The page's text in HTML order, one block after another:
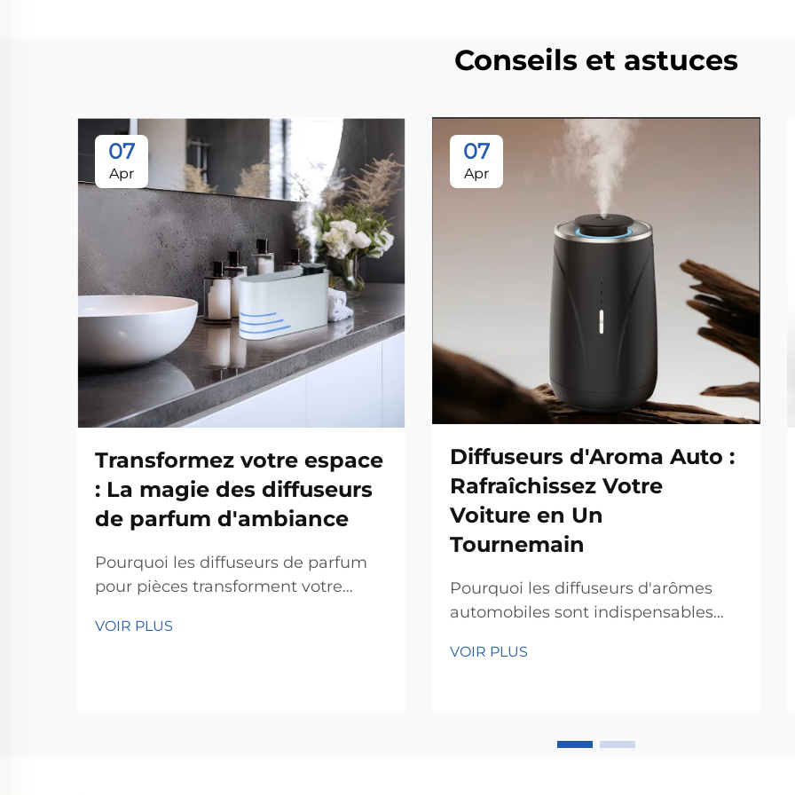
Conseils et astuces
07
Apr
Transformez votre espace
: La magie des diffuseurs
de parfum d'ambiance
Pourquoi les diffuseurs de parfum
pour pièces transforment votre
réduction du stress Selon les
VOIR PLUS
07
Apr
Diffuseurs d'Aroma Auto :
Rafraîchissez Votre
Voiture en Un
Tournemain
Pourquoi les diffuseurs d'arômes
automobiles sont indispensables
facilement les mauvaises odeurs
VOIR PLUS